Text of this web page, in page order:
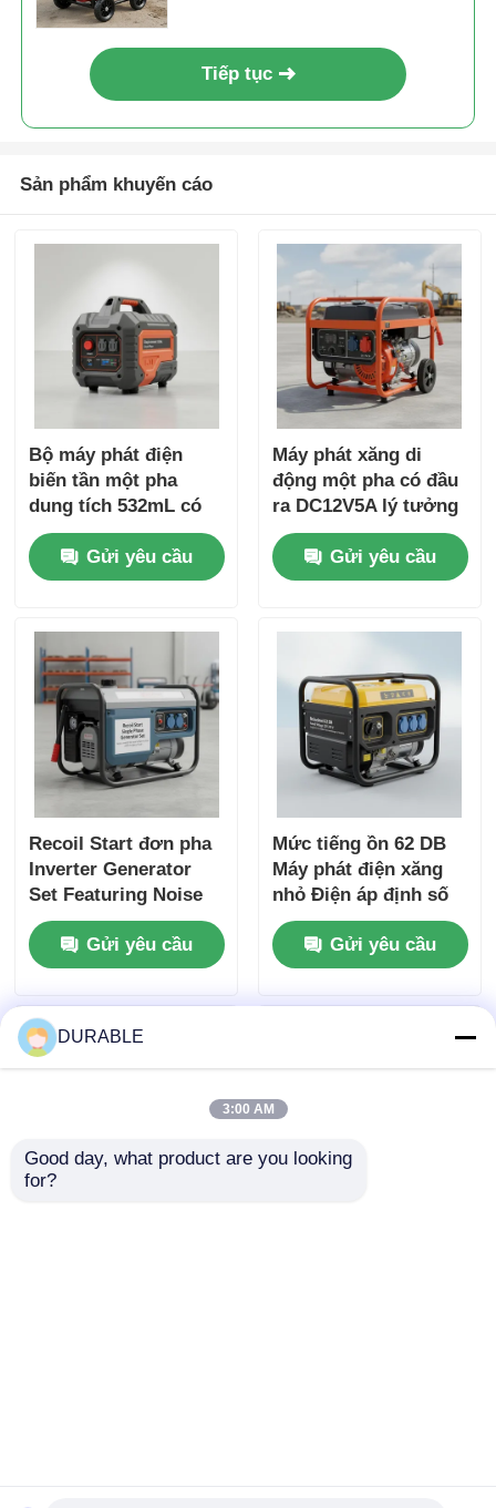
Tiếp tục
Sản phẩm khuyến cáo
Bộ máy phát điện
biến tần một pha
dung tích 532mL có
bộ sạc USB Nguồn
năng lượng DC5V1A
để dự phòng khẩn
Gửi yêu cầu
Máy phát xăng di
động một pha có đầu
ra DC12V5A lý tưởng
cho các công trường
ngoài trời và dự
phòng điện khẩn cấp
Gửi yêu cầu
Recoil Start đơn pha
Inverter Generator
Set Featuring Noise
Level 62 DB Lý tưởng
cho xây dựng và điện
khẩn cấp
Gửi yêu cầu
Mức tiếng ồn 62 DB
Máy phát điện xăng
nhỏ Điện áp định số
120 240 V Nguồn
năng lượng cho các
sự kiện ngoài trời và
Gửi yêu cầu
DURABLE
3:00 AM
Good day, what product are you looking
for?